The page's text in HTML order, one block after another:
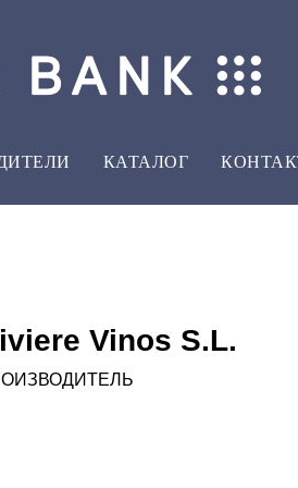
КАТАЛОГ
Vinos S.L.